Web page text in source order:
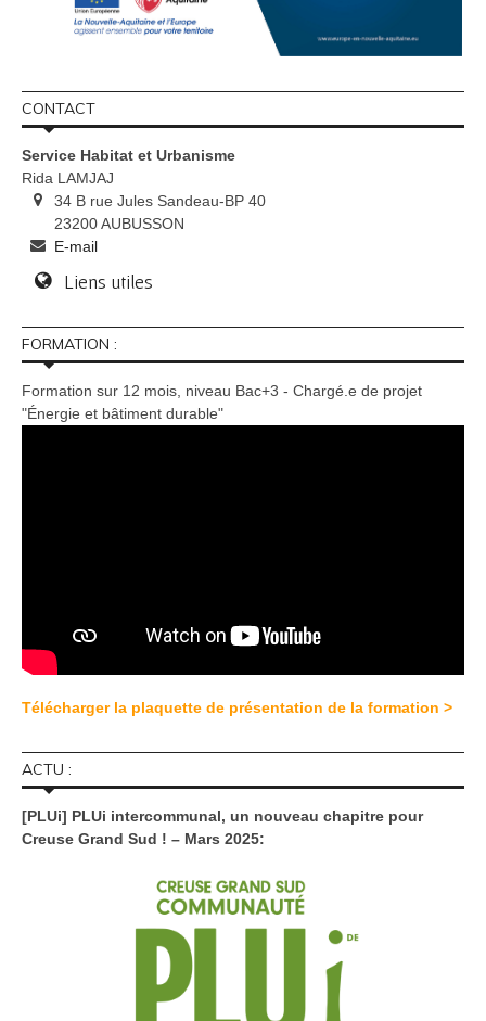
CONTACT
Service Habitat et Urbanisme
Rida LAMJAJ
34 B rue Jules Sandeau-BP 40
23200 AUBUSSON
E-mail
Liens utiles
FORMATION :
Formation sur 12 mois, niveau Bac+3 - Chargé.e de projet
"Énergie et bâtiment durable"
Télécharger la plaquette de présentation de la formation >
ACTU :
[PLUi] PLUi intercommunal, un nouveau chapitre pour
Creuse Grand Sud ! – Mars 2025: